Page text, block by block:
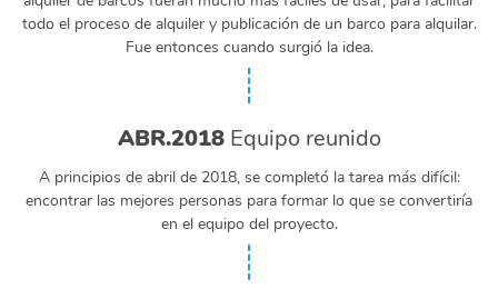
todo el proceso de alquiler y publicación de un barco para alquilar.
Fue entonces cuando surgió la idea.
ABR.2018Equipo reunido
A principios de abril de 2018, se completó la tarea más difícil:
encontrar las mejores personas para formar lo que se convertiría
en el equipo del proyecto.